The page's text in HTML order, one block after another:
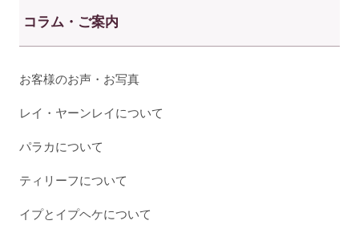
コラム・ご案内
お客様のお声・お写真
レイ・ヤーンレイについて
パラカについて
ティリーフについて
イプとイプヘケについて